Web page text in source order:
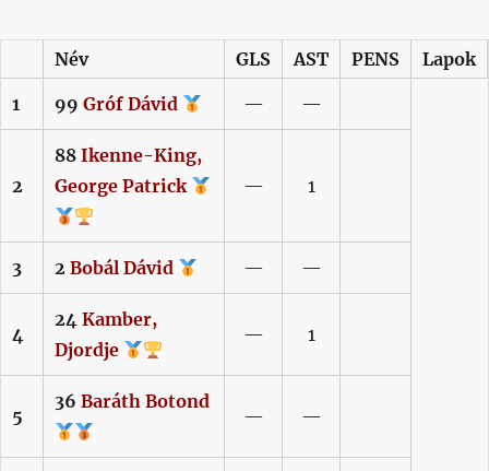
Név GLS AST PENS Lapok
1 99 Gróf Dávid — —
2
88 Ikenne-King,
George Patrick
— 1
3 2 Bobál Dávid — —
4
24 Kamber,
Djordje
— 1
5
36 Baráth Botond
— —